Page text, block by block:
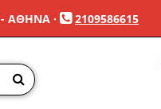
- ΑΘΗΝΑ · 2109586615